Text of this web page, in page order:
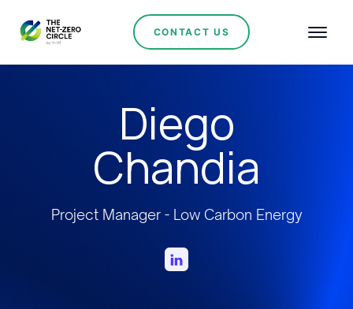
CONTACT US
Diego
Chandia
Project Manager - Low Carbon Energy